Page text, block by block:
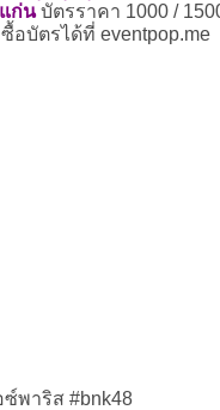
ก่นบัตรราคา 1000 /
อบัตรได้ที่ eventpop.me
พาริส #bnk48